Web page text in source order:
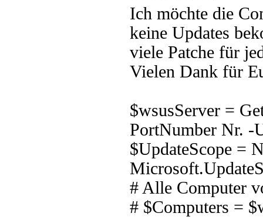
Ich möchte die
keine Updates
viele Patche für
Vielen Dank für
$wsusServer =
PortNumber Nr. -
$UpdateScope =
# Alle Computer
# $Computers =